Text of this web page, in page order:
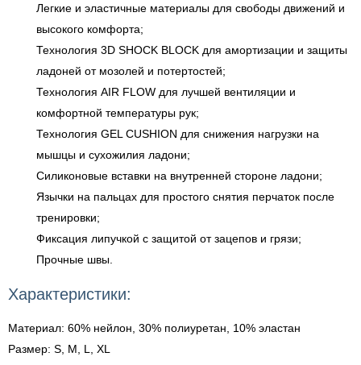
Легкие и эластичные материалы для свободы движений и
высокого комфорта;
Технология 3D SHOCK BLOCK для амортизации и защиты
ладоней от мозолей и потертостей;
Технология AIR FLOW для лучшей вентиляции и
комфортной температуры рук;
Технология GEL CUSHION для снижения нагрузки на
мышцы и сухожилия ладони;
Силиконовые вставки на внутренней стороне ладони;
Язычки на пальцах для простого снятия перчаток после
тренировки;
Фиксация липучкой с защитой от зацепов и грязи;
Прочные швы.
Характеристики:
Материал: 60% нейлон, 30% полиуретан, 10% эластан
Размер: S, M, L, XL